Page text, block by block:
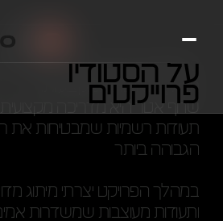
פרוייקטים
על הסטודיו
תחליף לאיכות ולמקצועיות.
הגבוהה ביותר